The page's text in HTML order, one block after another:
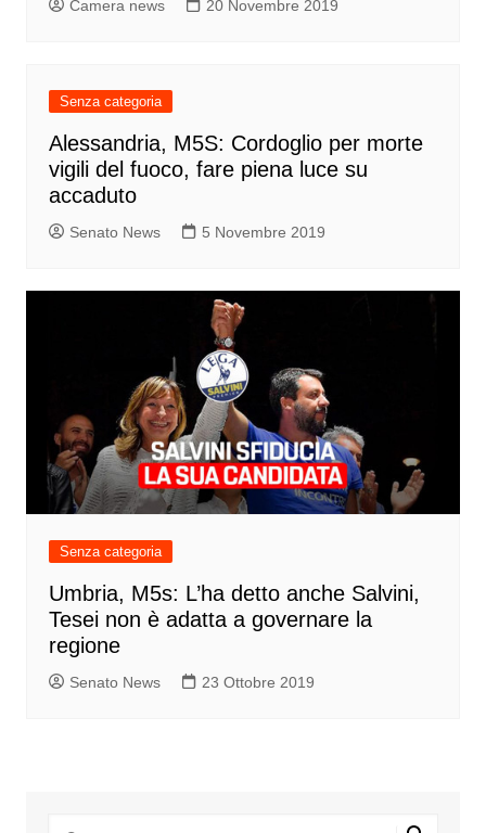
Camera news 20 Novembre 2019
Senza categoria
Alessandria, M5S: Cordoglio per morte
vigili del fuoco, fare piena luce su
accaduto
Senato News 5 Novembre 2019
Senza categoria
Umbria, M5s: L’ha detto anche Salvini,
Tesei non è adatta a governare la
regione
Senato News 23 Ottobre 2019